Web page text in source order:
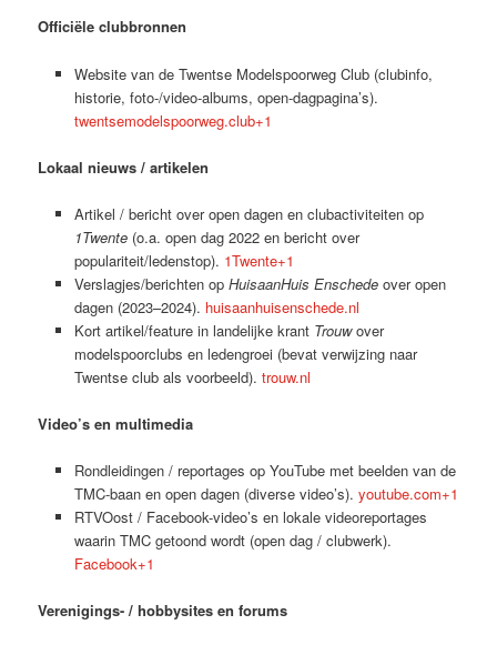
Officiële clubbronnen
Website van de Twentse Modelspoorweg Club (clubinfo,
historie, foto-/video-albums, open-dagpagina’s).
twentsemodelspoorweg.club+1
Lokaal nieuws / artikelen
Artikel / bericht over open dagen en clubactiviteiten op
1Twente(o.a. open dag 2022 en bericht over
populariteit/ledenstop). 1Twente+1
Verslagjes/berichten op HuisaanHuis Enschedeover open
dagen (2023–2024). huisaanhuisenschede.nl
Kort artikel/feature in landelijke krant Trouwover
modelspoorclubs en ledengroei (bevat verwijzing naar
Twentse club als voorbeeld). trouw.nl
Video’s en multimedia
Rondleidingen / reportages op YouTube met beelden van de
TMC-baan en open dagen (diverse video’s). youtube.com+1
RTVOost / Facebook-video’s en lokale videoreportages
waarin TMC getoond wordt (open dag / clubwerk).
Facebook+1
Verenigings- / hobbysites en forums